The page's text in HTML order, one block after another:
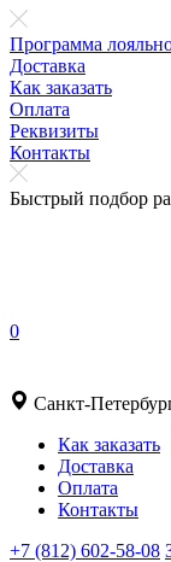
Программа
Доставка
Как заказать
Оплата
Реквизиты
Контакты
Быстрый подбор
0
Санкт-
Как заказать
Доставка
Оплата
Контакты
+7 (812) 602-58-08